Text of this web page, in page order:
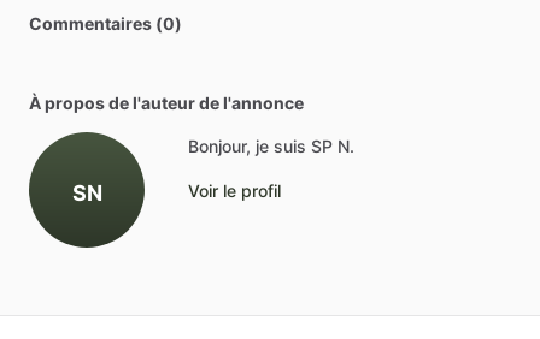
Commentaires (0)
À propos de l'auteur de l'annonce
SN
Bonjour, je suis SP N.
Voir le profil